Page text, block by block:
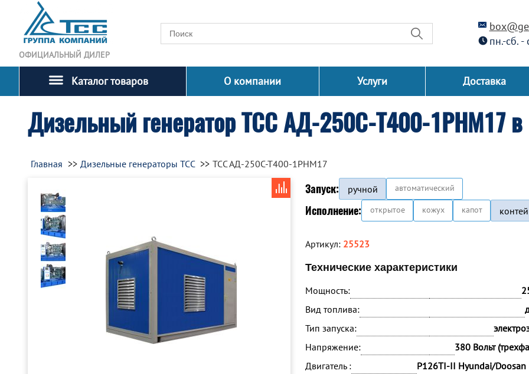
ОФИЦИАЛЬНЫЙ ДИЛЕР
пн.-сб.
Каталог товаров О компании Услуги Доставка
Дизельный генератор ТСС АД-250С-Т400-1РНМ17 в
Главная Дизельные генераторы ТСС ТСС АД-250С-Т400-1РНМ17
Запуск: ручной автоматический
Исполнение: открытое кожух капот
Артикул: 25523
Технические характеристики
Мощность:
Вид топлива:
Тип запуска:
Напряжение:
380 Вольт
Двигатель :
P126TI-II Hyundai/